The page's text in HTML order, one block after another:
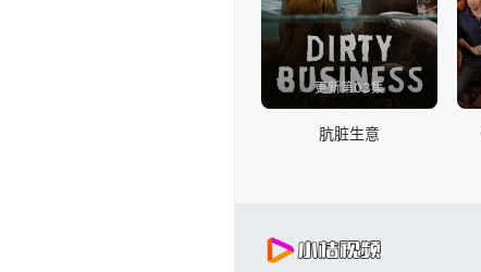
更新第03集
肮脏生意